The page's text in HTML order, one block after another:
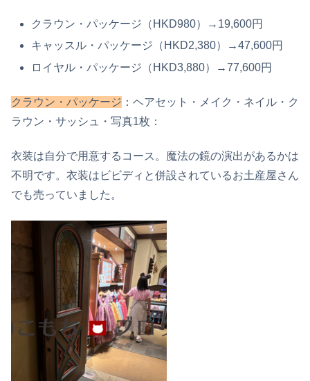
クラウン・パッケージ（HKD980）→19,600円
キャッスル・パッケージ（HKD2,380）→47,600円
ロイヤル・パッケージ（HKD3,880）→77,600円
クラウン・パッケージ ：ヘアセット・メイク・ネイル・ク
ラウン・サッシュ・写真1枚：
衣装は自分で用意するコース。魔法の鏡の演出があるかは
不明です。衣装はビビディと併設されているお土産屋さん
でも売っていました。